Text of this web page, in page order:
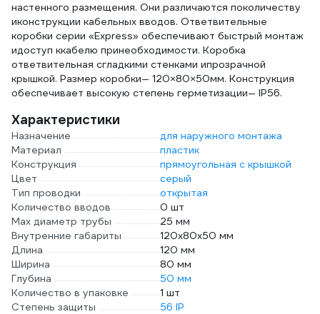
настенного размещения. Они различаются поколичеству
иконструкции кабельных вводов. Ответвительные
коробки серии «Express» обеспечивают быстрый монтаж
идоступ ккабелю принеобходимости. Коробка
ответвительная сгладкими стенками ипрозрачной
крышкой. Размер коробки— 120×80×50мм. Конструкция
обеспечивает высокую степень герметизации— IP56.
Характеристики
Назначение
для наружного монтажа
Материал
пластик
Конструкция
прямоугольная с крышкой
Цвет
серый
Тип проводки
открытая
Количество вводов
0 шт
Max диаметр трубы
25 мм
Внутренние габариты
120х80х50 мм
Длина
120 мм
Ширина
80 мм
Глубина
50 мм
Количество в упаковке
1 шт
Степень защиты
56 IP